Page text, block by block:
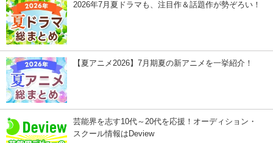
2026年7月夏ドラマも、注目作＆話題作が勢ぞろい！
【夏アニメ2026】7月期夏の新アニメを一挙紹介！
芸能界を志す10代～20代を応援！オーディション・
スクール情報はDeview